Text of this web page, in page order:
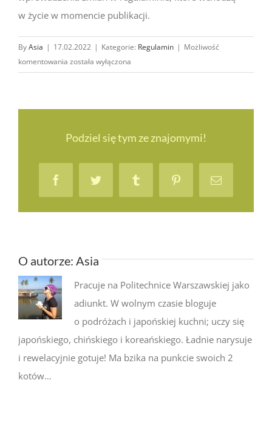
w życie w momencie publikacji.
ByAsia | 17.02.2022 | Kategorie: Regulamin | Możliwość
komentowania Regulamin
konkursu
została wyłączona
Podziel się tym ze znajomymi!
FacebookTwitter Tumblr PinterestEmail
O autorze: Asia
Pracuje na Politechnice Warszawskiej jako
adiunkt. W wolnym czasie bloguje
o podróżach i japońskiej kuchni; uczy się
japońskiego, chińskiego i koreańskiego. Ładnie narysuje
i rewelacyjnie gotuje! Ma bzika na punkcie swoich 2
kotów…